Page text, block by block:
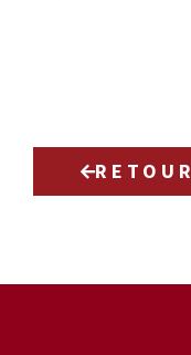
RETOUR